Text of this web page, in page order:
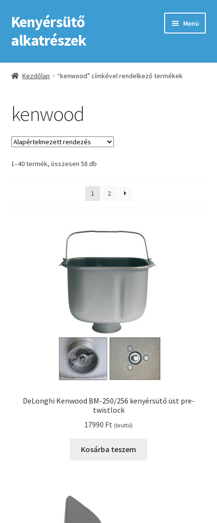
Ugrás
a
navigációhoz
Kilépés
a
tartalomba
Kenyérsütő
alkatrészek
Menü
Kezdőlap
ÁSZF
Fiókom
GYIK
Kenyérsütő alkatrészek modellszám alapján
Kenyérsütő használati utasítások
Tippek, tanácsok kenyérsütő szereléshez és
Kezdőlap “kenwood” címkével rendelkező termékek
kenwood
1–40 termék, összesen 58 db
1 2
DeLonghi Kenwood BM-250/256 kenyérsütő üst pre-
twistlock
17990 Ft (bruttó)
Kosárba teszem